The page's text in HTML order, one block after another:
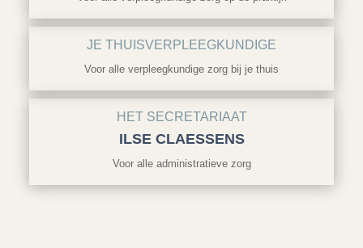
JE THUISVERPLEEGKUNDIGE
Voor alle verpleegkundige zorg bij je thuis
HET SECRETARIAAT
ILSE CLAESSENS
Voor alle administratieve zorg